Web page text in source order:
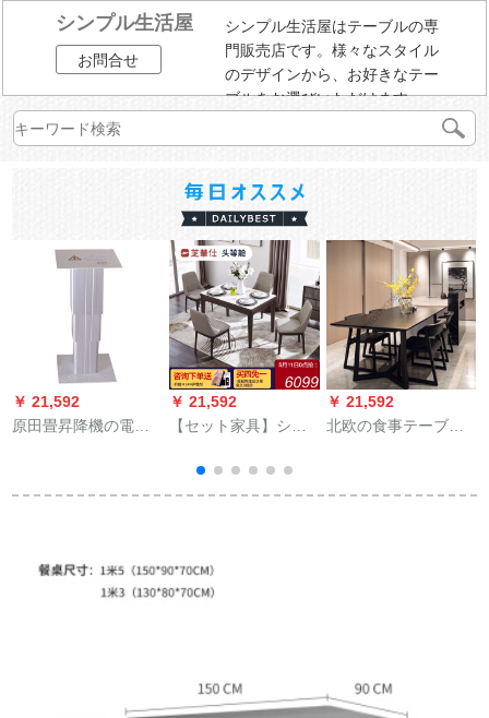
シンプル生活屋
お問合せ
シンプル生活屋はテーブルの専
門販売店です。様々なスタイル
のデザインから、お好きなテー
ブルをお選びいただけます。
￥ 21,592
原田畳昇降機の電気
気昇降機を動かし
￥ 21,592
【セット家具】シカ
リン純木家具長方形
伸縮式テーブルとテ
15日以内に六椅子を
一つ出荷します。
￥ 21,592
北欧の食事テーブル
形の食事テーブル家